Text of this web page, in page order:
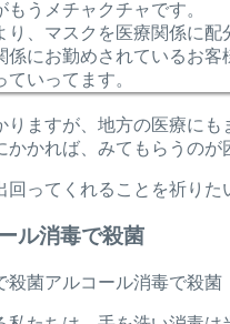
もうメチャクチャです。
り、マスクを医療関係に配
係にお勤めされているお客
ていってます。
ますが、地方の医療にも
かれば、みてもらうのが
ってくれることを祈りた
ル消毒で殺菌
アルコール消毒で殺菌